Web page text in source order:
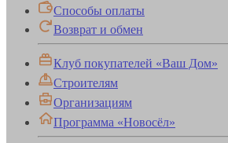
Способы оплаты
Возврат и обмен
Клуб покупателей «Ваш Дом»
Строителям
Организациям
Программа «Новосёл»